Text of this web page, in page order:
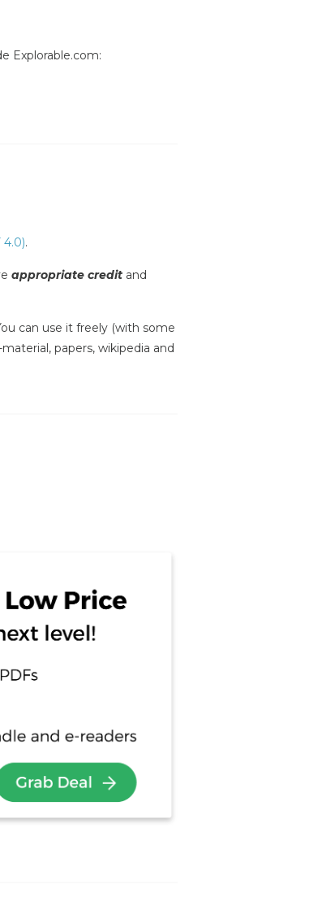
Explorable.com:
.
appropriate credit and
can use it freely (with some
papers, wikipedia and